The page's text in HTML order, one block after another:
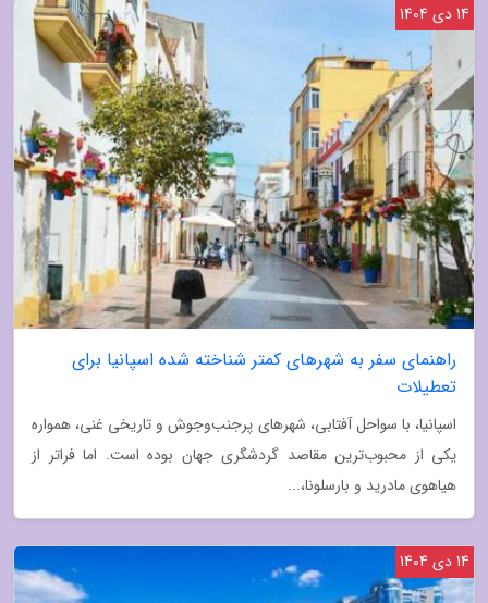
راهنمای سفر به شهرهای کمتر شناخته شده اسپانیا برای
تعطیلات
اسپانیا، با سواحل آفتابی، شهرهای پرجنب‌وجوش و تاریخی غنی، همواره
یکی از محبوب‌ترین مقاصد گردشگری جهان بوده است. اما فراتر از
هیاهوی مادرید و بارسلونا،...
14 دی 1404
14 دی 1404